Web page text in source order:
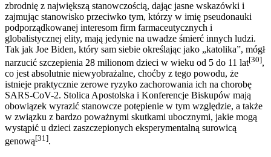
zbrodnię z największą stanowczością, dając jasne wskazówki i
zajmując stanowisko przeciwko tym, którzy w imię pseudonauki
podporządkowanej interesom firm farmaceutycznych i
globalistycznej elity, mają jedynie na uwadze śmierć innych ludzi.
Tak jak Joe Biden, który sam siebie określając jako „katolika”, mógł
narzucić szczepienia 28 milionom dzieci w wieku od 5 do 11 lat[30],
co jest absolutnie niewyobrażalne, choćby z tego powodu, że
istnieje praktycznie zerowe ryzyko zachorowania ich na chorobę
SARS-CoV-2. Stolica Apostolska i Konferencje Biskupów mają
obowiązek wyrazić stanowcze potępienie w tym względzie, a także
w związku z bardzo poważnymi skutkami ubocznymi, jakie mogą
wystąpić u dzieci zaszczepionych eksperymentalną surowicą
genową[31].